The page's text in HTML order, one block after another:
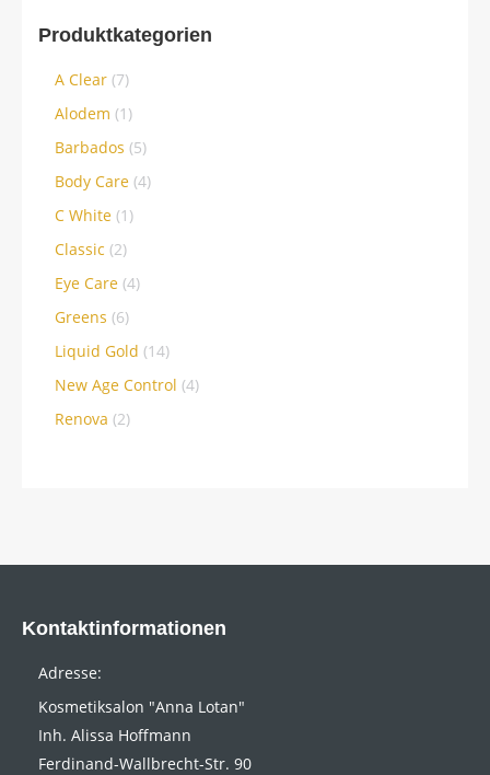
Produktkategorien
A Clear (7)
Alodem (1)
Barbados (5)
Body Care (4)
C White (1)
Classic (2)
Eye Care (4)
Greens (6)
Liquid Gold (14)
New Age Control (4)
Renova (2)
Kontaktinformationen
Adresse:
Kosmetiksalon "Anna Lotan"
Inh. Alissa Hoffmann
Ferdinand-Wallbrecht-Str. 90